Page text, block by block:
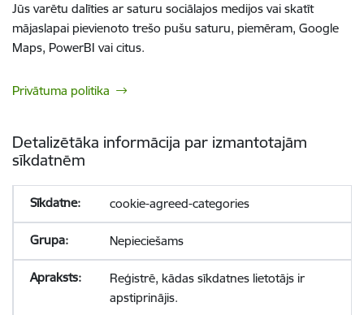
Jūs varētu dalīties ar saturu sociālajos medijos vai skatīt
mājaslapai pievienoto trešo pušu saturu, piemēram, Google
Maps, PowerBI vai citus.
Privātuma politika
Detalizētāka informācija par izmantotajām
sīkdatnēm
cookie-agreed-categories
Nepieciešams
Reģistrē, kādas sīkdatnes lietotājs ir
apstiprinājis.